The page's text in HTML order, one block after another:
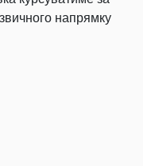
напрямку